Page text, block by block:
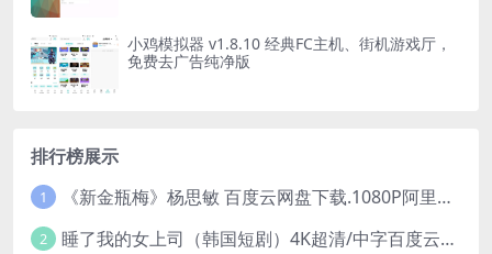
小鸡模拟器 v1.8.10 经典FC主机、街机游戏厅，
免费去广告纯净版
排行榜展示
1 《新金瓶梅》杨思敏 百度云网盘下载.1080P阿里下载.国语中字.(1996)
2 睡了我的女上司（韩国短剧）4K超清/中字百度云网盘下载